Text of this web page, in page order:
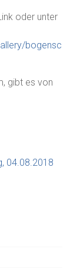
oder unter
bogensc
gibt es von
04.08.2018